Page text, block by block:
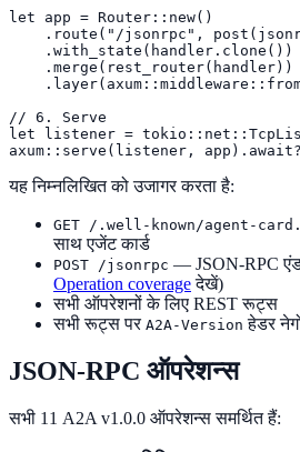
let app = Router::new()
.route("/jsonrpc",
    .with_state(handler.clone())
    .merge(rest_router(handler))
// 6. Serve
let listener =
axum::serve(listener,
यह निम्नलिखित को उजागर करता है:
GET /.well-known/agent-
साथ एजेंट कार्ड
POST /jsonrpc — JSON-RPC
Operation coverageदेखें)
सभी ऑपरेशनों के लिए REST रूट्स
सभी रूट्स पर A2A-Version हेडर
JSON-RPC ऑपरेशन्स
सभी 11 A2A v1.0.0 ऑपरेशन्स समर्थित हैं: